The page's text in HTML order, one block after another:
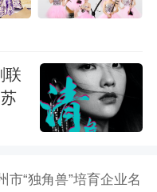
联
市“独角兽”培育企业名